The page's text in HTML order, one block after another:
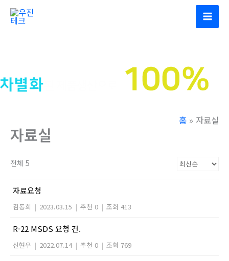
너
뛰
홈
자료실
자료실
전체 5
자료요청
김동희 | 2023.03.15 | 추천 0 | 조회 413
R-22 MSDS 요청 건.
신현우 | 2022.07.14 | 추천 0 | 조회 769